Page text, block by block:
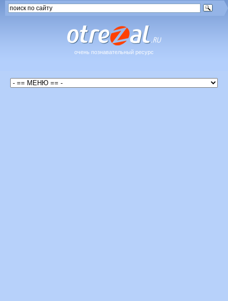
очень познавательный ресурс